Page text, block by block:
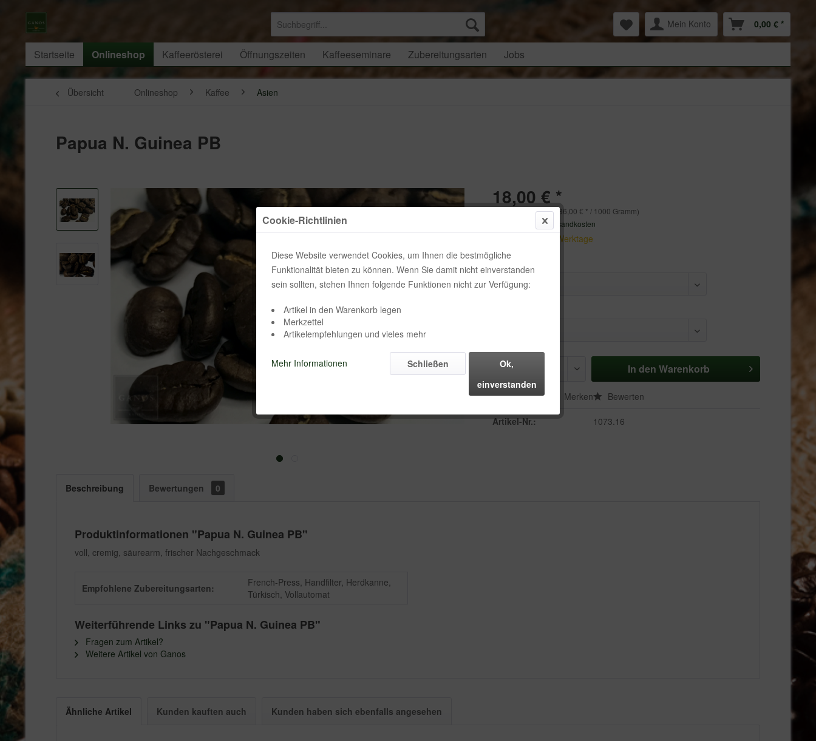
Mein Konto 0,00 € *
Startseite Onlineshop Kaffeerösterei Öffnungszeiten Kaffeeseminare Zubereitungsarten Jobs
Übersicht Onlineshop Kaffee Asien
Papua N. Guinea PB
18,00 € *
500 Gramm (36,00 € * / 1000 Gramm)
zzgl. Versandkosten
Lieferzeit 3-5 Werktage
Gewicht:
In den Warenkorb
Vergleichen Merken Bewerten
Artikel-Nr.: 1073.16
Beschreibung Bewertungen 0
Produktinformationen "Papua N. Guinea PB"
voll, cremig, säurearm, frischer Nachgeschmack
Empfohlene Zubereitungsarten:
French-Press, Handfilter, Herdkanne,
Türkisch, Vollautomat
Weiterführende Links zu "Papua N. Guinea PB"
Fragen zum Artikel?
Weitere Artikel von Ganos
Ähnliche Artikel Kunden kauften auch Kunden haben sich ebenfalls angesehen
Cookie-Richtlinien
Diese Website verwendet Cookies, um Ihnen die bestmögliche
Funktionalität bieten zu können. Wenn Sie damit nicht einverstanden
sein sollten, stehen Ihnen folgende Funktionen nicht zur Verfügung:
Artikel in den Warenkorb legen
Merkzettel
Artikelempfehlungen und vieles mehr
Mehr Informationen
Ok,
einverstanden
Schließen